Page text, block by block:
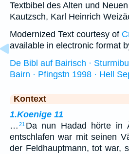
Textbibel des Alten und
Kautzsch, Karl Heinrich
Modernized Text courtesy of
available in electronic format
De Bibl auf Bairisch ·
Bairn · Pfingstn 1998 · Hell
Kontext
1.Koenige 11
… 21 Da nun Hadad hörte in
entschlafen war mit seinen
der Feldhauptmann, tot war,